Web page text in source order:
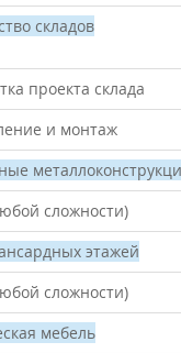
складов
проекта склада
и монтаж
сложности)
этажей
сложности)
мебель